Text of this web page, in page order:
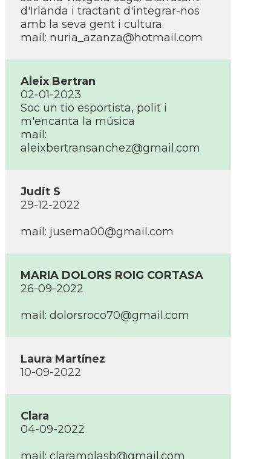
d'Irlanda i tractant d'integrar-nos
amb la seva gent i cultura.
mail: nuria_azanza@hotmail.com
Aleix Bertran
02-01-2023
Soc un tio esportista, polit i
m'encanta la música
mail:
aleixbertransanchez@gmail.com
Judit S
29-12-2022
mail: jusema00@gmail.com
MARIA DOLORS ROIG CORTASA
26-09-2022
mail: dolorsroco70@gmail.com
Laura Martí­nez
10-09-2022
Clara
04-09-2022
mail: claramolasb@gmail.com